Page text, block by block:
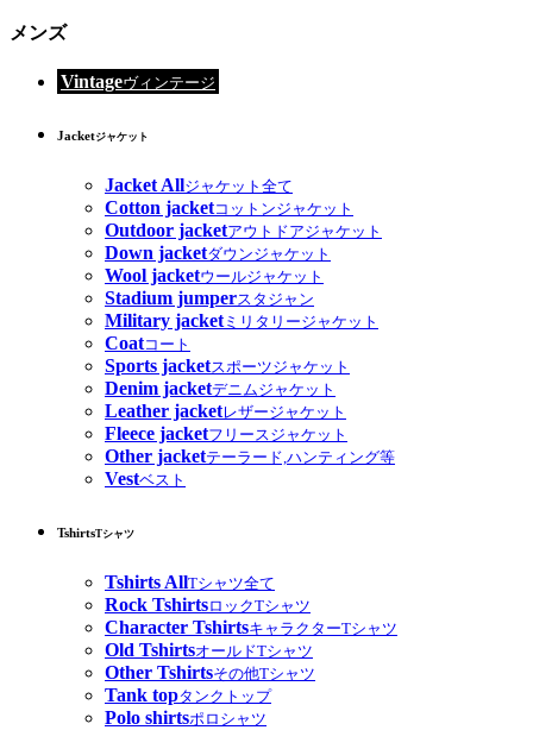
メンズ
Vintageヴィンテージ
Jacketジャケット
Jacket Allジャケット全て
Cotton jacketコットンジャケット
Outdoor jacketアウトドアジャケット
Down jacketダウンジャケット
Wool jacketウールジャケット
Stadium jumperスタジャン
Military jacketミリタリージャケット
Coatコート
Sports jacketスポーツジャケット
Denim jacketデニムジャケット
Leather jacketレザージャケット
Fleece jacketフリースジャケット
Other jacketテーラード,ハンティング等
Vestベスト
TshirtsTシャツ
Tshirts AllTシャツ全て
Rock TshirtsロックTシャツ
Character TshirtsキャラクターTシャツ
Old TshirtsオールドTシャツ
Other Tshirtsその他Tシャツ
Tank topタンクトップ
Polo shirtsポロシャツ